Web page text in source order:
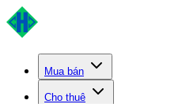
Mua bán
Cho thuê